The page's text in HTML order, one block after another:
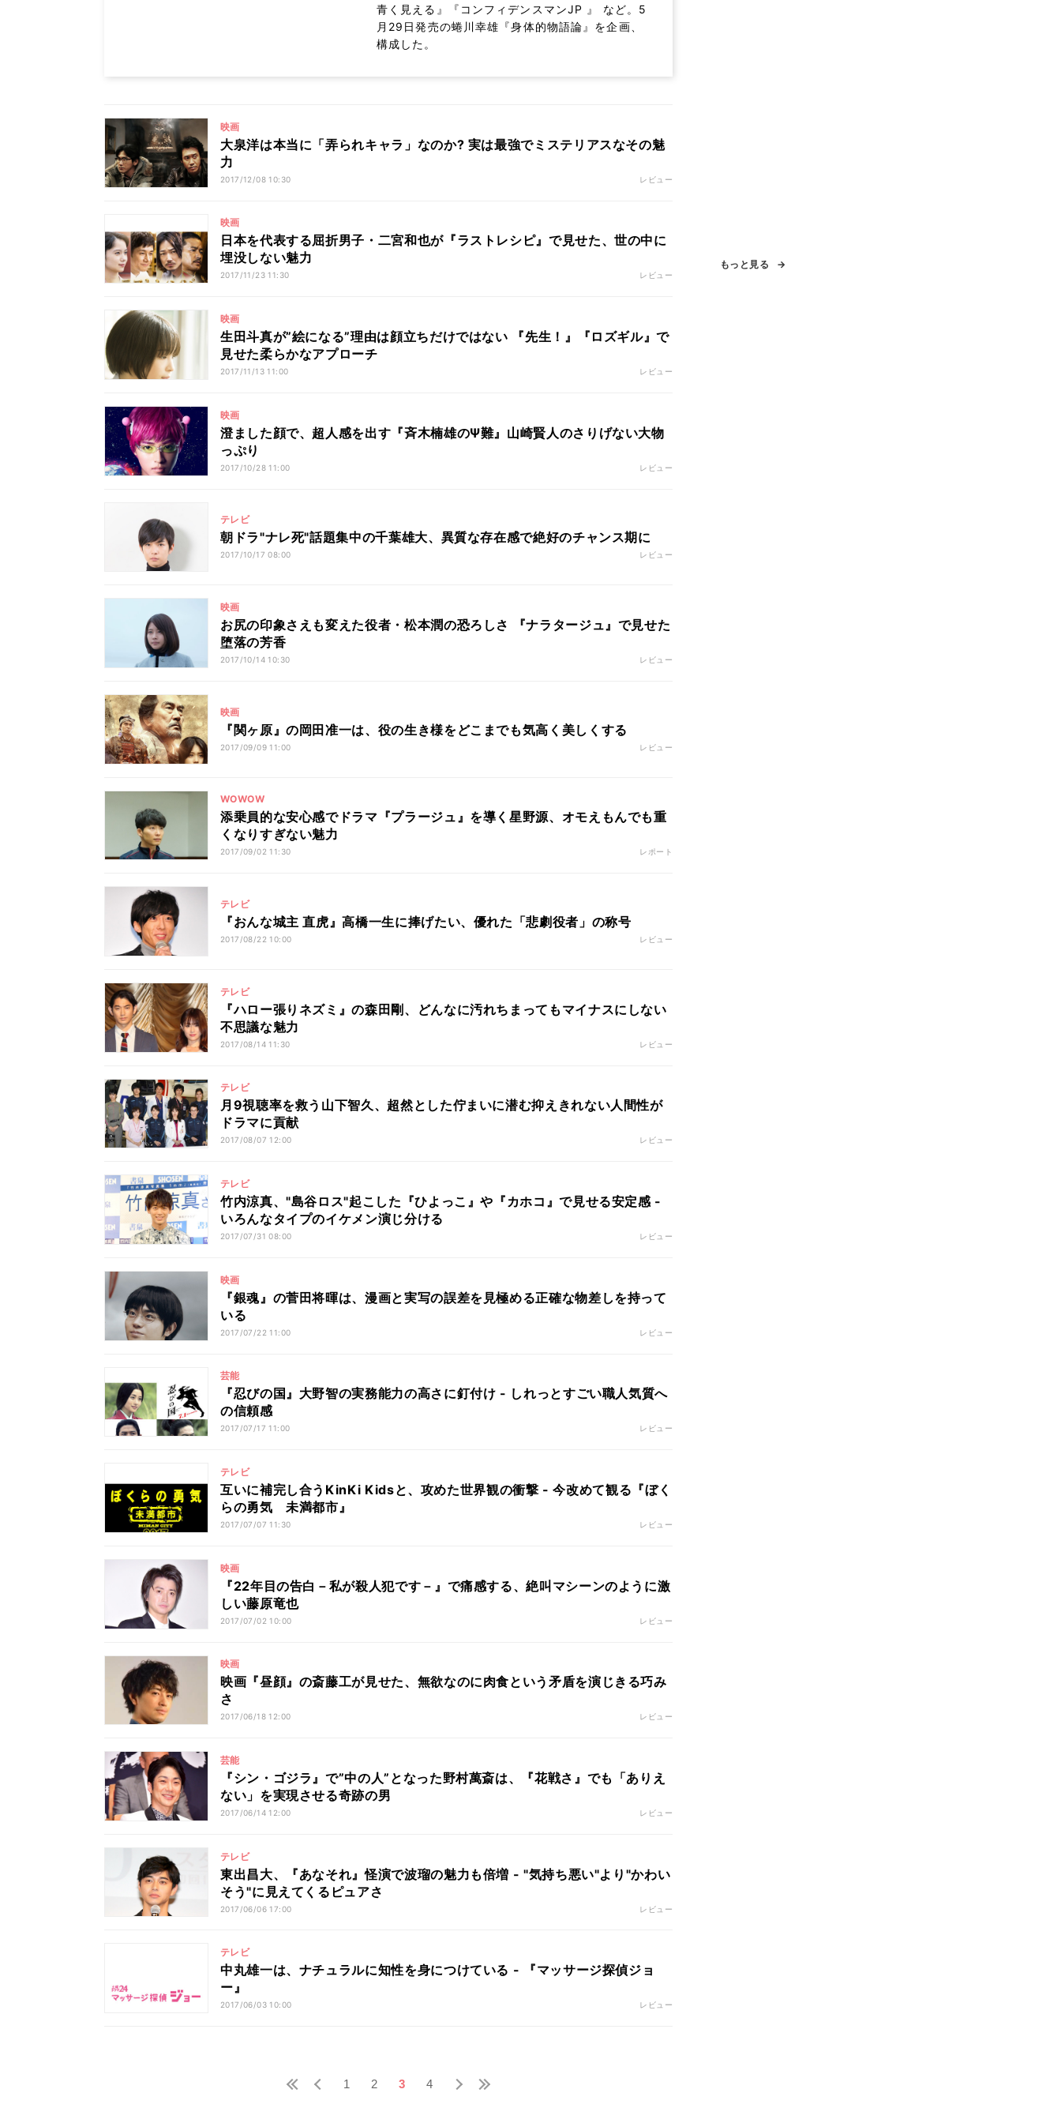
青く見える』『コンフィデンスマンJP 』 など。5
月29日発売の蜷川幸雄『身体的物語論』を企画、
構成した。
映画
大泉洋は本当に「弄られキャラ」なのか? 実は最強でミステリアスなその魅
力
2017/12/08 10:30 レビュー
映画
日本を代表する屈折男子・二宮和也が『ラストレシピ』で見せた、世の中に
埋没しない魅力
2017/11/23 11:30 レビュー
映画
生田斗真が”絵になる”理由は顔立ちだけではない 『先生！』『ロズギル』で
見せた柔らかなアプローチ
2017/11/13 11:00 レビュー
映画
澄ました顔で、超人感を出す『斉木楠雄のΨ難』山崎賢人のさりげない大物
っぷり
2017/10/28 11:00 レビュー
テレビ
朝ドラ"ナレ死"話題集中の千葉雄大、異質な存在感で絶好のチャンス期に
2017/10/17 08:00 レビュー
映画
お尻の印象さえも変えた役者・松本潤の恐ろしさ 『ナラタージュ』で見せた
堕落の芳香
2017/10/14 10:30 レビュー
映画
『関ヶ原』の岡田准一は、役の生き様をどこまでも気高く美しくする
2017/09/09 11:00 レビュー
WOWOW
添乗員的な安心感でドラマ『プラージュ』を導く星野源、オモえもんでも重
くなりすぎない魅力
2017/09/02 11:30 レポート
テレビ
『おんな城主 直虎』高橋一生に捧げたい、優れた「悲劇役者」の称号
2017/08/22 10:00 レビュー
テレビ
『ハロー張りネズミ』の森田剛、どんなに汚れちまってもマイナスにしない
不思議な魅力
2017/08/14 11:30 レビュー
テレビ
月9視聴率を救う山下智久、超然とした佇まいに潜む抑えきれない人間性が
ドラマに貢献
2017/08/07 12:00 レビュー
テレビ
竹内涼真、"島谷ロス"起こした『ひよっこ』や『カホコ』で見せる安定感 -
いろんなタイプのイケメン演じ分ける
2017/07/31 08:00 レビュー
映画
『銀魂』の菅田将暉は、漫画と実写の誤差を見極める正確な物差しを持って
いる
2017/07/22 11:00 レビュー
芸能
『忍びの国』大野智の実務能力の高さに釘付け - しれっとすごい職人気質へ
の信頼感
2017/07/17 11:00 レビュー
テレビ
互いに補完し合うKinKi Kidsと、攻めた世界観の衝撃 - 今改めて観る『ぼく
らの勇気 未満都市』
2017/07/07 11:30 レビュー
映画
『22年目の告白－私が殺人犯です－』で痛感する、絶叫マシーンのように激
しい藤原竜也
2017/07/02 10:00 レビュー
映画
映画『昼顔』の斎藤工が見せた、無欲なのに肉食という矛盾を演じきる巧み
さ
2017/06/18 12:00 レビュー
芸能
『シン・ゴジラ』で”中の人”となった野村萬斎は、『花戦さ』でも「ありえ
ない」を実現させる奇跡の男
2017/06/14 12:00 レビュー
テレビ
東出昌大、『あなそれ』怪演で波瑠の魅力も倍増 - "気持ち悪い"より"かわい
そう"に見えてくるピュアさ
2017/06/06 17:00 レビュー
テレビ
中丸雄一は、ナチュラルに知性を身につけている - 『マッサージ探偵ジョ
ー』
2017/06/03 10:00 レビュー
1 2 3 4
もっと見る